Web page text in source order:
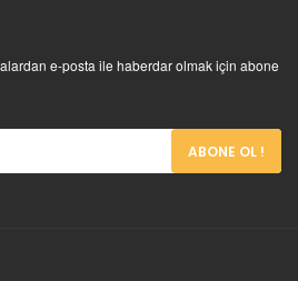
e-posta ile haberdar olmak için abone
ABONE OL !